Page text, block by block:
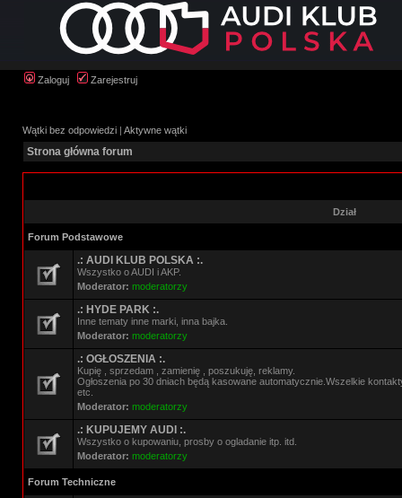
Zaloguj Zarejestruj
Wątki bez odpowiedzi | Aktywne wątki
Strona główna forum
Dział
Forum Podstawowe
.: AUDI KLUB POLSKA :.
Wszystko o AUDI i AKP.
Moderator: moderatorzy
.: HYDE PARK :.
Inne tematy inne marki, inna bajka.
Moderator: moderatorzy
.: OGŁOSZENIA :.
Kupię , sprzedam , zamienię , poszukuję, reklamy.
Ogłoszenia po 30 dniach będą kasowane automatycznie.Wszelkie
etc.
Moderator: moderatorzy
.: KUPUJEMY AUDI :.
Wszystko o kupowaniu, prosby o ogladanie itp. itd.
Moderator: moderatorzy
Forum Techniczne